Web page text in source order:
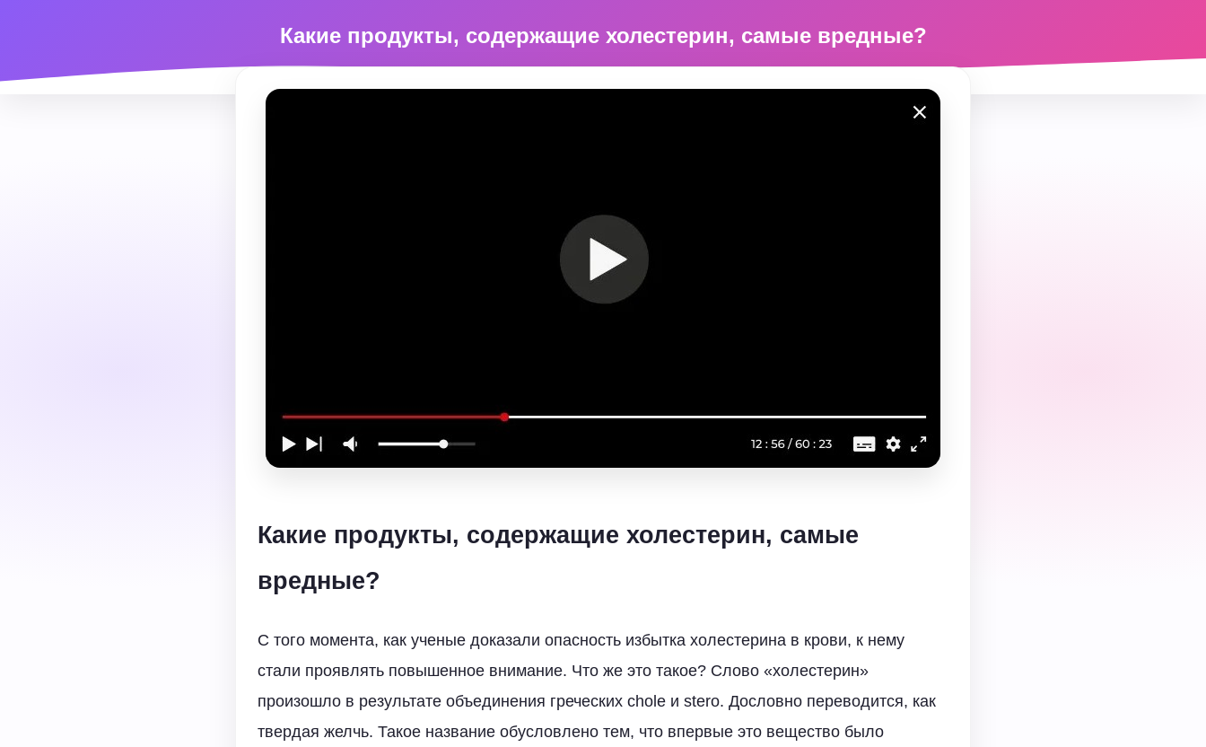
Какие продукты, содержащие холестерин, самые вредные?
Какие продукты, содержащие холестерин, самые
вредные?
С того момента, как ученые доказали опасность избытка холестерина в крови, к нему
стали проявлять повышенное внимание. Что же это такое? Слово «холестерин»
произошло в результате объединения греческих chole и stero. Дословно переводится, как
твердая желчь. Такое название обусловлено тем, что впервые это вещество было